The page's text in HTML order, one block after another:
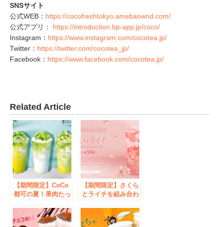
SNSサイト
公式WEB： https://cocofreshtokyo.amebaownd.com/
公式アプリ： https://introduction.bp-app.jp/coco/
Instagram： https://www.instagram.com/cocotea.jp/
Twitter： https://twitter.com/cocotea_jp/
Facebook： https://www.facebook.com/cocotea.jp/
Related Article
【期間限定】CoCo
都可の夏！果肉たっ
ズ」が今年もやって
くる！
【期間限定】さくら
とライチを組み合わ
らライチ』が登場